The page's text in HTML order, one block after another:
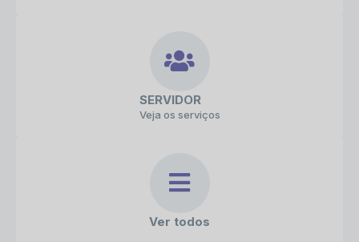
SERVIDOR
Veja os serviços
Ver todos